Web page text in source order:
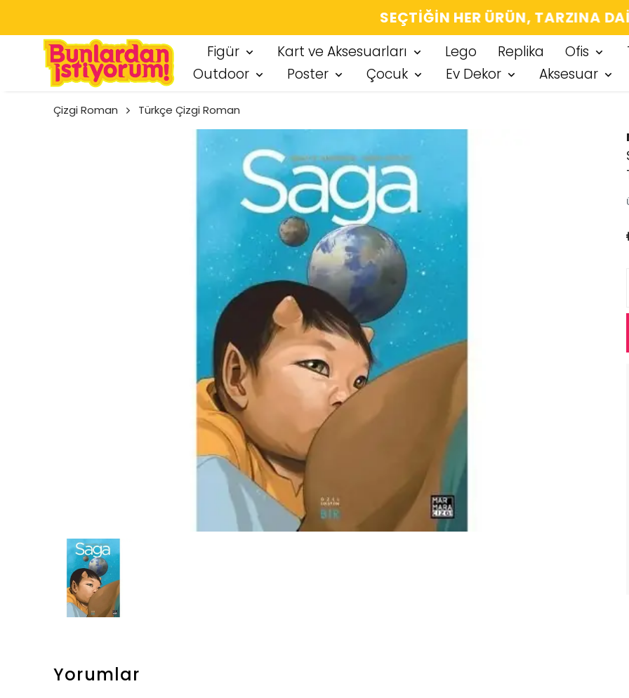
SEÇTIĞIN HER ÜRÜN, TARZINA DAIR KÜÇÜK
Figür Kart ve Aksesuarları Lego Replika Ofis
Outdoor
Poster Çocuk Ev Dekor Aksesuar
Çizgi Roman Türkçe Çizgi Roman
Yorumlar